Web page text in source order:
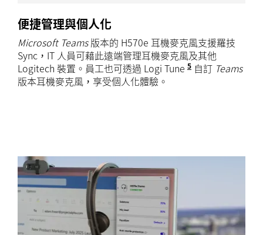
便捷管理與個人化
Microsoft Teams版本的 H570e 耳機麥克風支援羅技
Sync，IT 人員可藉此遠端管理耳機麥克風及其他
Logitech 裝置。員工也可透過 Logi Tune 5 Logi Tune 適
自訂 Teams
版本耳機麥克風，享受個人化體驗。